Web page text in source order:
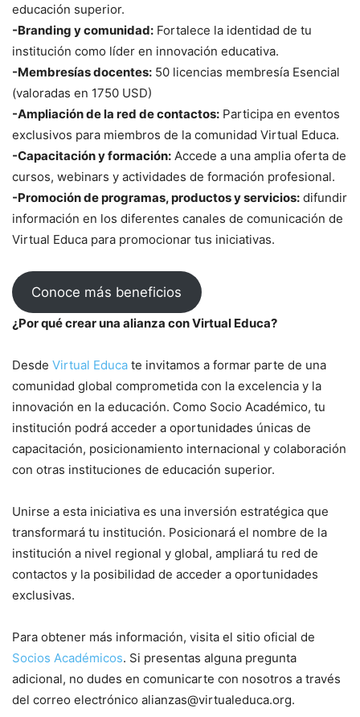
educación superior.
-Branding y comunidad: Fortalece la identidad de tu
institución como líder en innovación educativa.
-Membresías docentes: 50 licencias membresía Esencial
(valoradas en 1750 USD)
-Ampliación de la red de contactos: Participa en eventos
exclusivos para miembros de la comunidad Virtual Educa.
-Capacitación y formación: Accede a una amplia oferta de
cursos, webinars y actividades de formación profesional.
-Promoción de programas, productos y servicios: difundir
información en los diferentes canales de comunicación de
Virtual Educa para promocionar tus iniciativas.
Conoce más beneficios
¿Por qué crear una alianza con Virtual Educa?
Desde Virtual Educa te invitamos a formar parte de una
comunidad global comprometida con la excelencia y la
innovación en la educación. Como Socio Académico, tu
institución podrá acceder a oportunidades únicas de
capacitación, posicionamiento internacional y colaboración
con otras instituciones de educación superior.
Unirse a esta iniciativa es una inversión estratégica que
transformará tu institución. Posicionará el nombre de la
institución a nivel regional y global, ampliará tu red de
contactos y la posibilidad de acceder a oportunidades
exclusivas.
Para obtener más información, visita el sitio oficial de
Socios Académicos. Si presentas alguna pregunta
adicional, no dudes en comunicarte con nosotros a través
del correo electrónico alianzas@virtualeduca.org.